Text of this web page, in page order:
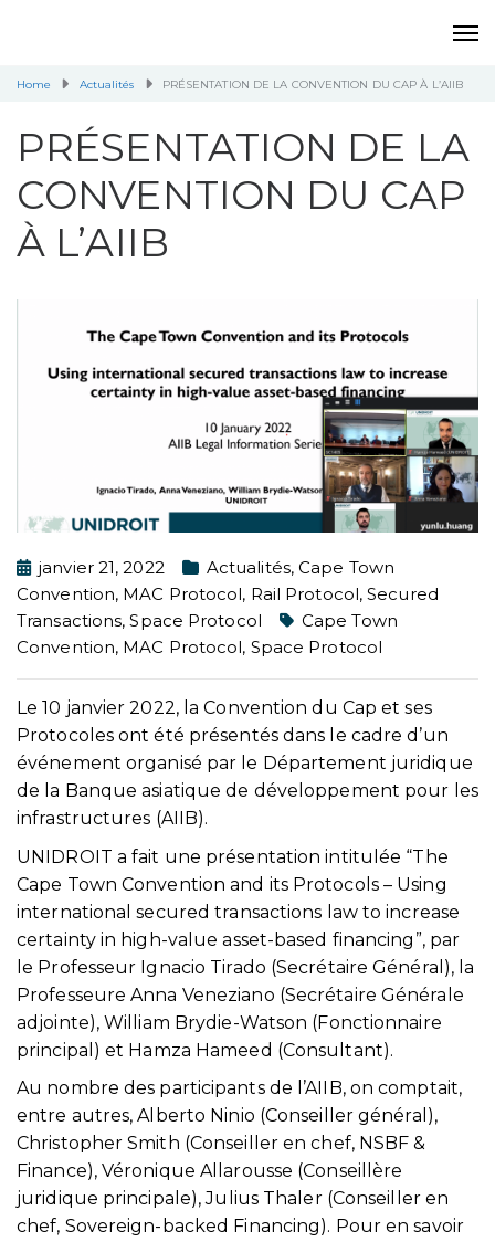
Home Actualités PRÉSENTATION DE LA CONVENTION DU CAP À L’AIIB
PRÉSENTATION DE LA
CONVENTION DU CAP
À L’AIIB
janvier 21, 2022 Actualités,Cape Town
Convention, MAC Protocol, Rail Protocol,Secured
Transactions,Space Protocol
Cape Town
Convention, MAC Protocol, Space Protocol
Le 10 janvier 2022, la Convention du Cap et ses
Protocoles ont été présentés dans le cadre d’un
événement organisé par le Département juridique
de la Banque asiatique de développement pour les
infrastructures (AIIB).
UNIDROIT a fait une présentation intitulée “The
Cape Town Convention and its Protocols – Using
international secured transactions law to increase
certainty in high-value asset-based financing”, par
le Professeur Ignacio Tirado (Secrétaire Général), la
Professeure Anna Veneziano (Secrétaire Générale
adjointe), William Brydie-Watson (Fonctionnaire
principal) et Hamza Hameed (Consultant).
Au nombre des participants de l’AIIB, on comptait,
entre autres, Alberto Ninio (Conseiller général),
Christopher Smith (Conseiller en chef, NSBF &
Finance), Véronique Allarousse (Conseillère
juridique principale), Julius Thaler (Conseiller en
chef, Sovereign-backed Financing). Pour en savoir